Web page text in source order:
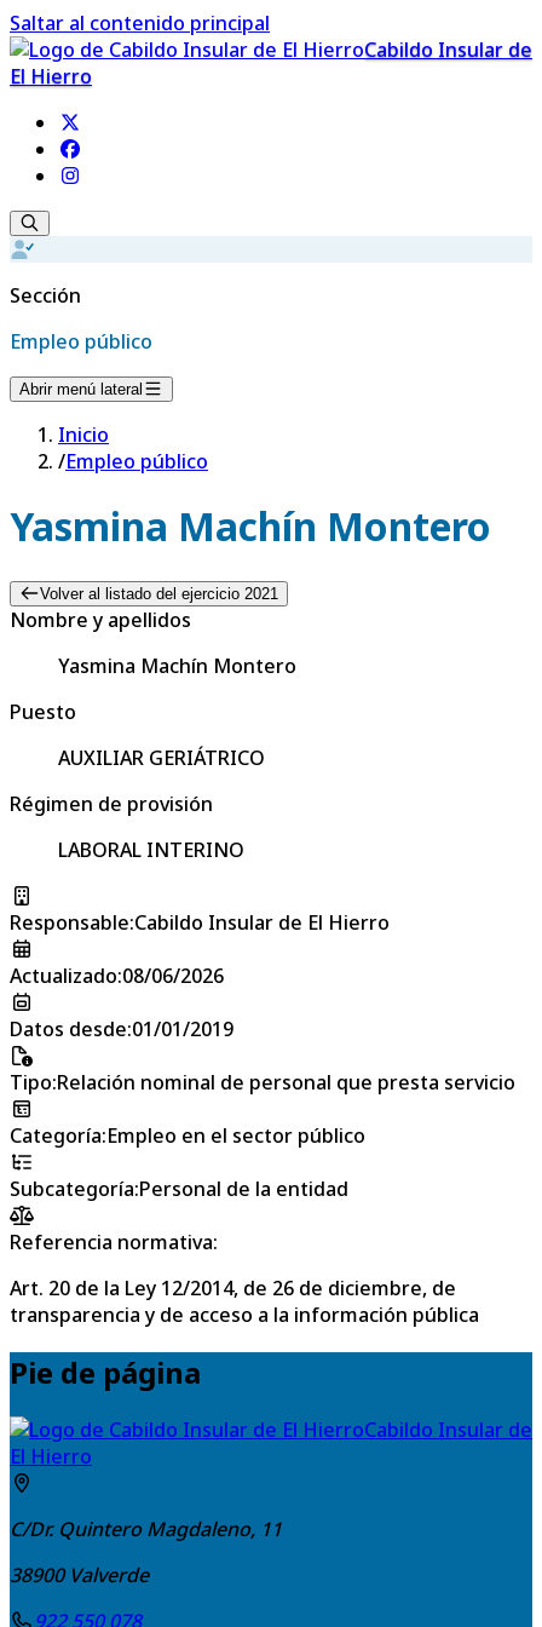
Saltar al contenido principal
Cabildo Insular de
El Hierro
Sección
Empleo público
Abrir menú lateral
Inicio
/Empleo público
Yasmina Machín Montero
Volver al listado del ejercicio 2021
Nombre y apellidos
Yasmina Machín Montero
Puesto
AUXILIAR GERIÁTRICO
Régimen de provisión
LABORAL INTERINO
Responsable:Cabildo Insular de El Hierro
Actualizado:08/06/2026
Datos desde:01/01/2019
Tipo:Relación nominal de personal que presta servicio
Categoría:Empleo en el sector público
Subcategoría:Personal de la entidad
Referencia normativa:
Art. 20 de la Ley 12/2014, de 26 de diciembre, de
transparencia y de acceso a la información pública
Pie de página
Cabildo Insular de
El Hierro
C/Dr. Quintero Magdaleno, 11
38900 Valverde
922 550 078